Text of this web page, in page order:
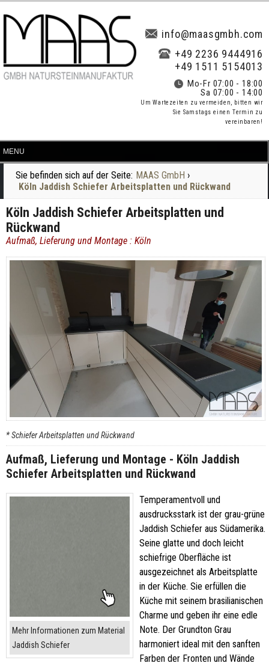
info@maasgmbh.com
+49 2236 9444916
+49 1511 5154013
Mo-Fr 07:00 - 18:00
Sa 07:00 - 14:00
Um Wartezeiten zu vermeiden, bitten wir
Sie Samstags einen Termin zu
vereinbaren!
Sie befinden sich auf der Seite: MAAS GmbH ›
Köln Jaddish Schiefer Arbeitsplatten und Rückwand
Köln Jaddish Schiefer Arbeitsplatten und
Rückwand
Aufmaß, Lieferung und Montage : Köln
* Schiefer Arbeitsplatten und Rückwand
Aufmaß, Lieferung und Montage - Köln Jaddish
Schiefer Arbeitsplatten und Rückwand
Mehr Informationen zum Material
Jaddish Schiefer
Temperamentvoll und
ausdrucksstark ist der grau-grüne
Jaddish Schiefer aus Südamerika.
Seine glatte und doch leicht
schiefrige Oberfläche ist
ausgezeichnet als Arbeitsplatte
in der Küche. Sie erfüllen die
Küche mit seinem brasilianischen
Charme und geben ihr eine edle
Note. Der Grundton Grau
harmoniert ideal mit den sanften
Farben der Fronten und Wände